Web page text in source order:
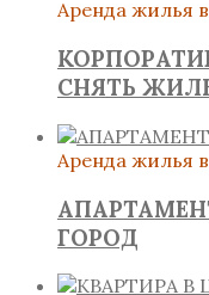
Аренда жилья
СНЯТЬ
Аренда жилья
ГОРОД